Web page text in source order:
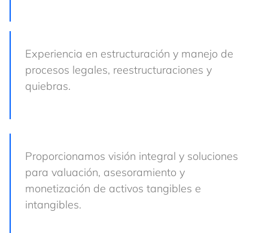
Experiencia en estructuración y manejo de
procesos legales, reestructuraciones y
quiebras.
Proporcionamos visión integral y soluciones
para valuación, asesoramiento y
monetización de activos tangibles e
intangibles.